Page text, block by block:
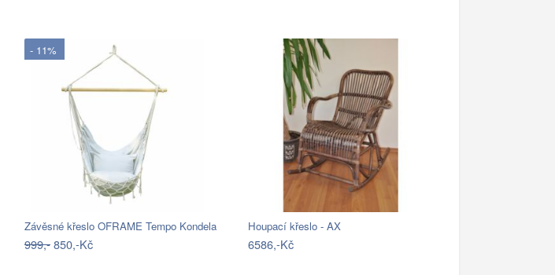
- 11%
Závěsné křeslo OFRAME Tempo Kondela
999,-850,-Kč
Houpací křeslo - AX
6586,-Kč